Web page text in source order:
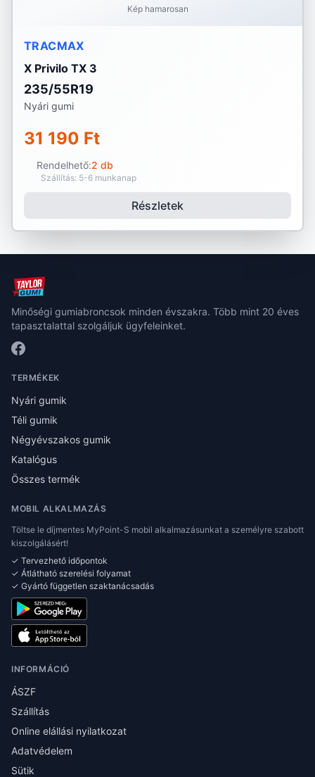
Kép hamarosan
TRACMAX
X Privilo TX 3
235/55R19
Nyári gumi
31 190 Ft
Rendelhető:2 db
Szállítás: 5-6 munkanap
Részletek
Minőségi gumiabroncsok minden évszakra. Több mint 20 éves
tapasztalattal szolgáljuk ügyfeleinket.
TERMÉKEK
Nyári gumik
Téli gumik
Négyévszakos gumik
Katalógus
Összes termék
MOBIL ALKALMAZÁS
Töltse le díjmentes MyPoint-S mobil alkalmazásunkat a személyre szabott
kiszolgálásért!
✓ Tervezhető időpontok
✓ Átlátható szerelési folyamat
✓ Gyártó független szaktanácsadás
INFORMÁCIÓ
ÁSZF
Szállítás
Online elállási nyilatkozat
Adatvédelem
Sütik